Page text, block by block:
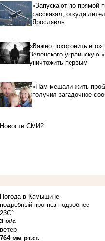
«Запускают по прямой
рассказал, откуда
Ярославль
«Важно похоронить
Зеленского украинскую
уничтожить первым
«Нам мешали жить
получил загадочное
Новости СМИ2
Погода в Камышине
подробный прогноз подробнее
23C°
3 м/с
ветер
764 мм рт.ст.